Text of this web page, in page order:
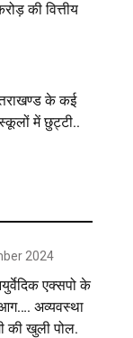
की वित्तीय
के कई
में छुट्टी..
2024
एक्सपो के
अव्यवस्था
की खुली पोल.